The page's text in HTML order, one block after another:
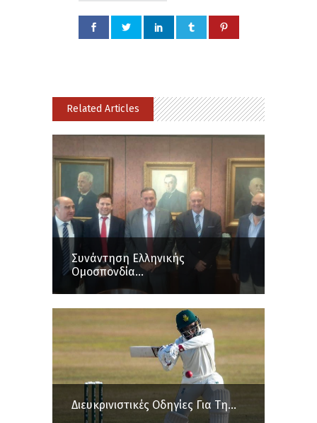
Related Articles
Συνάντηση Ελληνικής
Ομοσπονδία...
Διευκρινιστικές Οδηγίες Για Τη...